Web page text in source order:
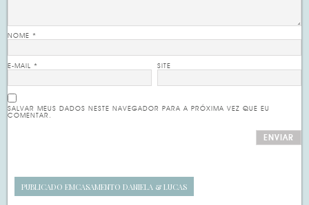
NOME*
E-MAIL* SITE
SALVAR MEUS DADOS NESTE NAVEGADOR PARA A PRÓXIMA VEZ QUE EU
COMENTAR.
PUBLICADO EMCASAMENTO DANIELA & LUCAS